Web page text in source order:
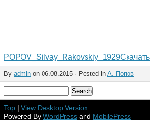
POPOV_Silvay_Rakovskiy_1929Скачать
By admin on 06.08.2015 · Posted in А. Попов
Top | View Desktop Version
Powered By WordPress and MobilePress